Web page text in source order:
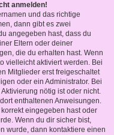
anmelden!
und das richtige
dann gibt es zwei
angegeben hast, dass du
Eltern oder deiner
die du erhalten hast. Wenn
vielleicht aktiviert werden. Bei
Mitglieder erst freigeschaltet
oder ein Administrator. Bei
nötig ist oder nicht.
enthaltenen Anweisungen.
eingegeben hast oder
Wenn du dir sicher bist,
wurde, dann kontaktiere einen